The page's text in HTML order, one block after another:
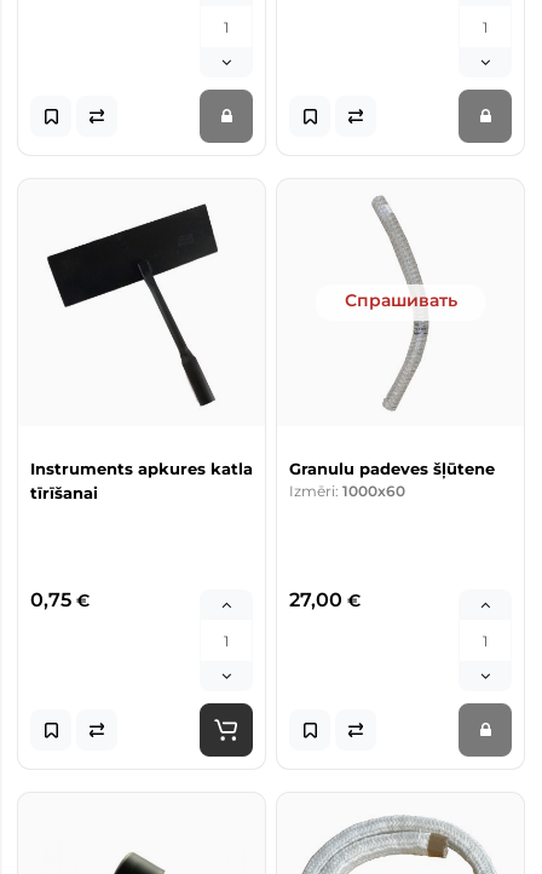
Instruments apkures katla
tīrīšanai
0,75 €
Спрашивать
Granulu padeves šļūtene
Izmēri: 1000x60
27,00 €